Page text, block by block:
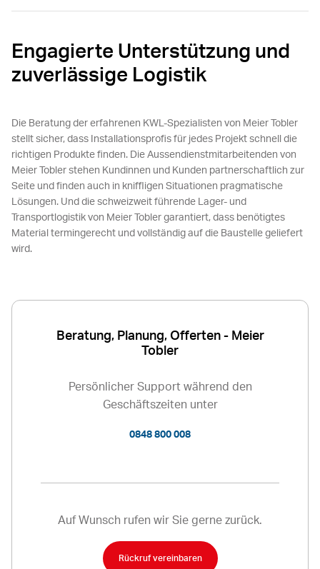
Engagierte Unterstützung und
zuverlässige Logistik
Die Beratung der erfahrenen KWL-Spezialisten von Meier Tobler
stellt sicher, dass Installationsprofis für jedes Projekt schnell die
richtigen Produkte finden. Die Aussendienstmitarbeitenden von
Meier Tobler stehen Kundinnen und Kunden partnerschaftlich zur
Seite und finden auch in kniffligen Situationen pragmatische
Lösungen. Und die schweizweit führende Lager- und
Transportlogistik von Meier Tobler garantiert, dass benötigtes
Material termingerecht und vollständig auf die Baustelle geliefert
wird.
Beratung, Planung, Offerten - Meier
Tobler
Persönlicher Support während den
Geschäftszeiten unter
0848 800 008
Auf Wunsch rufen wir Sie gerne zurück.
Rückruf vereinbaren